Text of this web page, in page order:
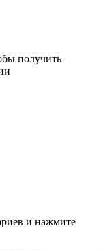
получить
и нажмите